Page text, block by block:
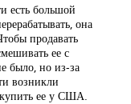
есть большой
она
продавать
ее с
было, но из-за
возникли
ее у США.